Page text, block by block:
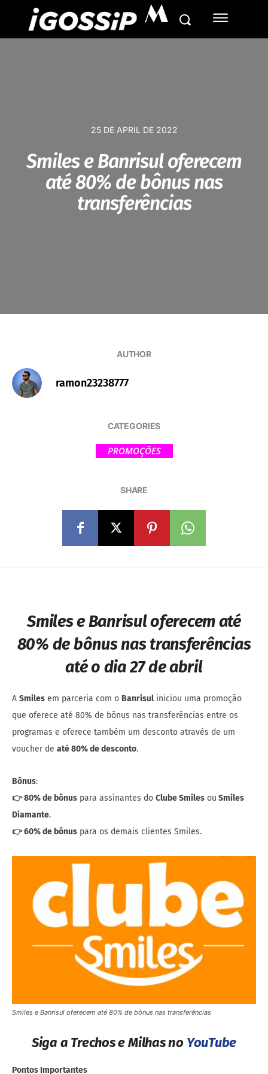
M
25 DE APRIL DE 2022
Smiles e Banrisul oferecem
até 80% de bônus nas
transferências
AUTHOR
ramon23238777
CATEGORIES
PROMOÇÕES
SHARE
Smiles e Banrisul oferecem até
80% de bônus nas transferências
até o dia 27 de abril
A Smiles em parceria com o Banrisul iniciou uma promoção
que oferece até 80% de bônus nas transferências entre os
programas e oferece também um desconto através de um
voucher de até 80% de desconto.
Bônus:
👉 80% de bônus para assinantes do Clube Smiles ou Smiles
Diamante.
👉 60% de bônus para os demais clientes Smiles.
Smiles e Banrisul oferecem até 80% de bônus nas transferências
Siga a Trechos e Milhas no YouTube
Pontos Importantes